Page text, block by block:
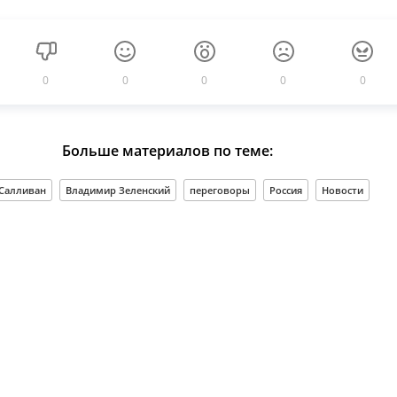
0 0 0 0 0
Больше материалов по теме:
Владимир Зеленский переговоры Россия Новости